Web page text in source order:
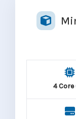
4 Core